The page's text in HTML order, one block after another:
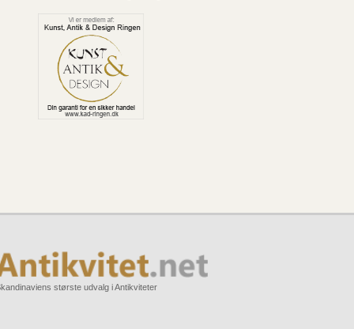
største udvalg i Antikviteter